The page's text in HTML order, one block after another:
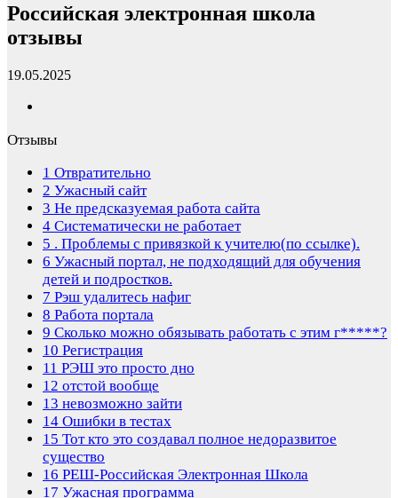
Российская электронная школа
отзывы
19.05.2025
Отзывы
1 Отвратительно
2 Ужасный сайт
3 Не предсказуемая работа сайта
4 Систематически не работает
5 . Проблемы с привязкой к учителю(по ссылке).
6 Ужасный портал, не подходящий для обучения
детей и подростков.
7 Рэш удалитесь нафиг
8 Работа портала
9 Сколько можно обязывать работать с этим г*****?
10 Регистрация
11 РЭШ это просто дно
12 отстой вообще
13 невозможно зайти
14 Ошибки в тестах
15 Тот кто это создавал полное недоразвитое
существо
16 РЕШ-Российская Электронная Школа
17 Ужасная программа